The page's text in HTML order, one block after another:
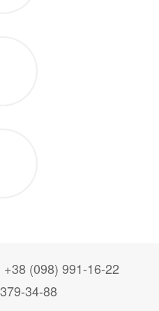
+38 (098) 991-16-22
34-88